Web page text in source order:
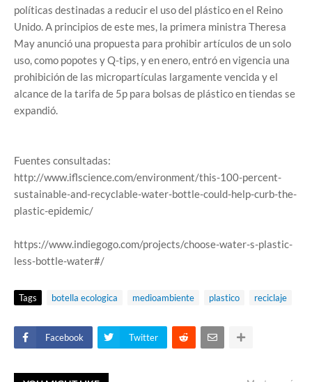
políticas destinadas a reducir el uso del plástico en el Reino
Unido. A principios de este mes, la primera ministra Theresa
May anunció una propuesta para prohibir artículos de un solo
uso, como popotes y Q-tips, y en enero, entró en vigencia una
prohibición de las micropartículas largamente vencida y el
alcance de la tarifa de 5p para bolsas de plástico en tiendas se
expandió.
Fuentes consultadas:
http://www.iflscience.com/environment/this-100-percent-
sustainable-and-recyclable-water-bottle-could-help-curb-the-
plastic-epidemic/
https://www.indiegogo.com/projects/choose-water-s-plastic-
less-bottle-water#/
Tags botella ecologica medioambiente plastico reciclaje
Facebook Twitter